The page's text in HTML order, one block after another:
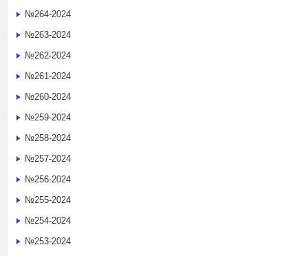
№264-2024
№263-2024
№262-2024
№261-2024
№260-2024
№259-2024
№258-2024
№257-2024
№256-2024
№255-2024
№254-2024
№253-2024